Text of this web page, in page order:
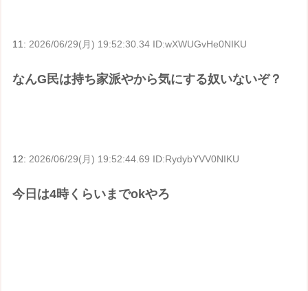
11: 2026/06/29(月) 19:52:30.34 ID:wXWUGvHe0NIKU
なんG民は持ち家派やから気にする奴いないぞ？
12: 2026/06/29(月) 19:52:44.69 ID:RydybYVV0NIKU
今日は4時くらいまでokやろ